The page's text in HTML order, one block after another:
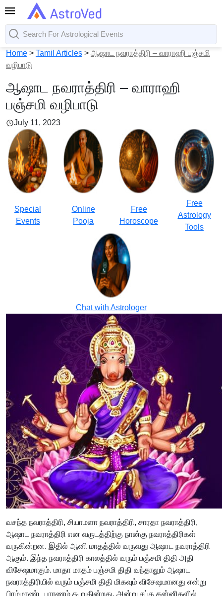
Home > Tamil Articles > ஆஷாட நவராத்திரி – வாராஹி பஞ்சமி
வழிபாடு
ஆஷாட நவராத்திரி – வாராஹி
பஞ்சமி வழிபாடு
July 11, 2023
Special
Events
Online
Pooja
Free
Horoscope
Free
Astrology
Tools
Chat with Astrologer
வசந்த நவராத்திரி, சியாமளா நவராத்திரி, சாரதா நவராத்திரி,
ஆஷாட நவராத்திரி என வருடத்திற்கு நான்கு நவராத்திரிகள்
வருகின்றன. இதில் ஆனி மாதத்தில் வருவது ஆஷாட நவராத்திரி
ஆகும். இந்த நவராத்திரி காலத்தில் வரும் பஞ்சமி திதி அதி
விசேஷமாகும். மாதா மாதம் பஞ்சமி திதி வந்தாலும் ஆஷாட
நவராத்திரியில் வரும் பஞ்சமி திதி மிகவும் விசேஷமானது என்று
பிரம்மாண்ட புராணம் கூறுகின்றது. அன்று சப்த கன்னிகளில்